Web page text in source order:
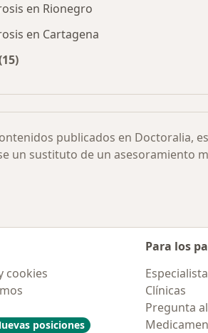
en Rionegro
en Cartagena
publicados en Doctoralia,
un sustituto de un asesoramiento
cookies
posiciones
Para los
Clínicas
Pregunta